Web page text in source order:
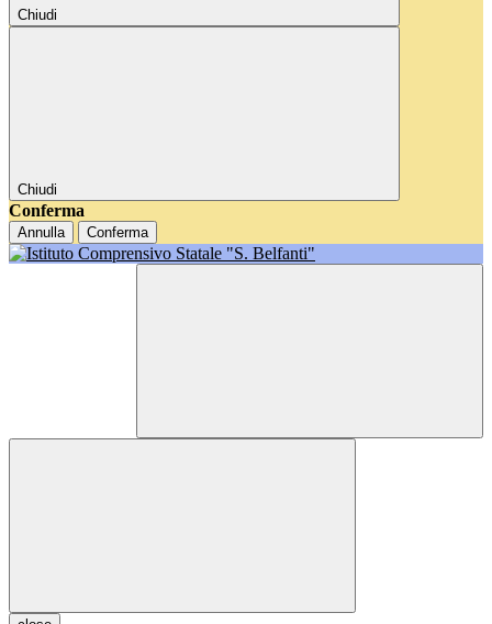
Chiudi
Chiudi
Conferma
Annulla Conferma